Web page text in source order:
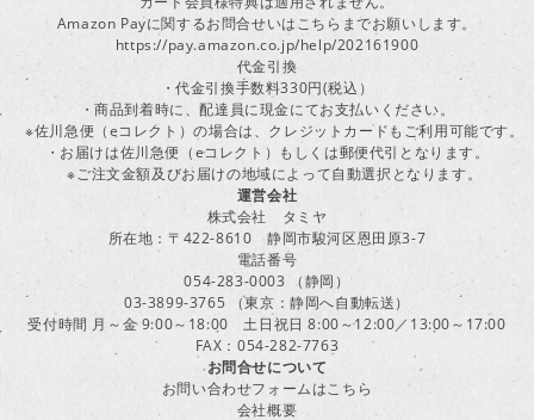
Amazon Payに関するお問合せいはこちらまでお願いします。
https://pay.amazon.co.jp/help/202161900
代金引換
・代金引換手数料330円(税込）
・商品到着時に、配達員に現金にてお支払いください。
※佐川急便（eコレクト）の場合は、クレジットカードもご利用可能です。
・お届けは佐川急便（eコレクト）もしくは郵便代引となります。
※ご注文金額及びお届けの地域によって自動選択となります。
運営会社
株式会社 タミヤ
所在地：〒422-8610 静岡市駿河区恩田原3-7
電話番号
054-283-0003 （静岡）
03-3899-3765 （東京：静岡へ自動転送）
受付時間 月～金 9:00～18:00 土日祝日 8:00～12:00／13:00～17:00
FAX：054-282-7763
お問合せについて
お問い合わせフォームはこちら
会社概要